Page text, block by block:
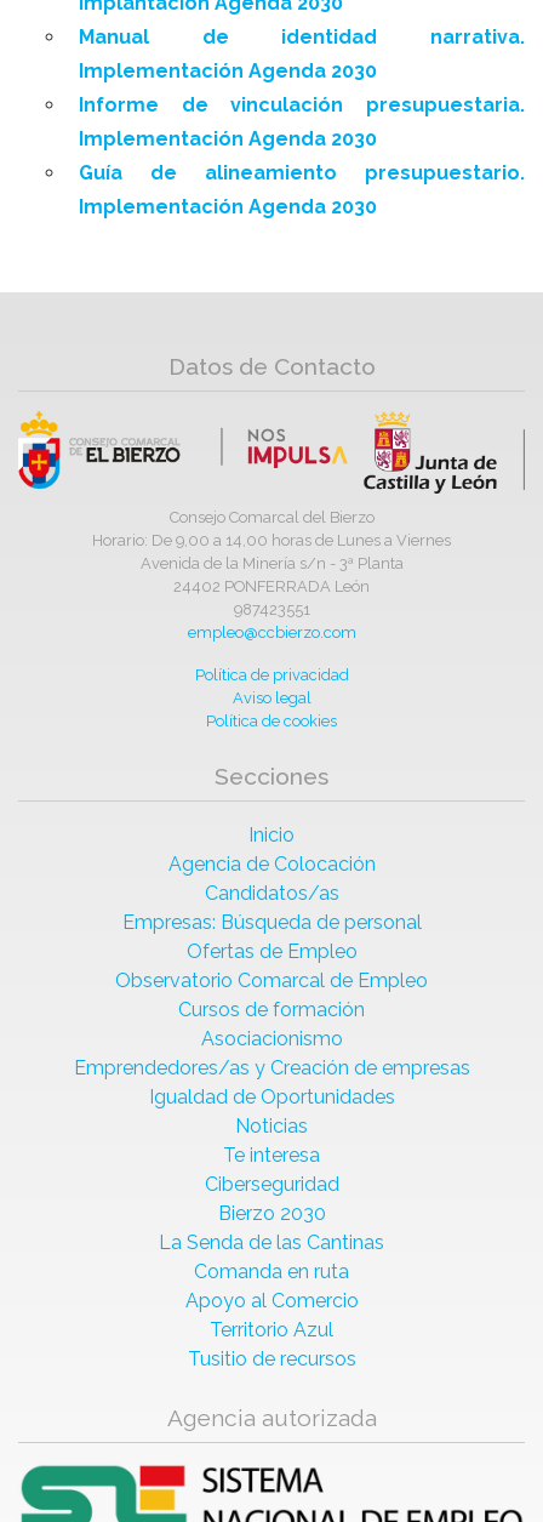
Manual de identidad narrativa.
Implementación Agenda 2030
Informe de vinculación presupuestaria.
Implementación Agenda 2030
Guía de alineamiento presupuestario.
Implementación Agenda 2030
Datos de Contacto
Consejo Comarcal del Bierzo
Horario: De 9,00 a 14,00 horas de Lunes a Viernes
Avenida de la Minería s/n - 3ª Planta
24402 PONFERRADA León
987423551
empleo@ccbierzo.com
Política de privacidad
Aviso legal
Política de cookies
Secciones
Inicio
Agencia de Colocación
Candidatos/as
Empresas: Búsqueda de personal
Ofertas de Empleo
Observatorio Comarcal de Empleo
Cursos de formación
Asociacionismo
Emprendedores/as y Creación de empresas
Igualdad de Oportunidades
Noticias
Te interesa
Ciberseguridad
Bierzo 2030
La Senda de las Cantinas
Comanda en ruta
Apoyo al Comercio
Territorio Azul
Tusitio de recursos
Agencia autorizada